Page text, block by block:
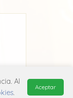
Al
.
Aceptar